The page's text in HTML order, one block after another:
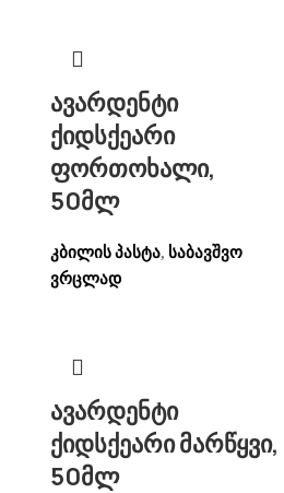
ავარდენტი
ქიდსქეარი
ფორთოხალი,
50მლ
კბილის პასტა, საბავშვო
ვრცლად
ავარდენტი
ქიდსქეარი მარწყვი,
50მლ